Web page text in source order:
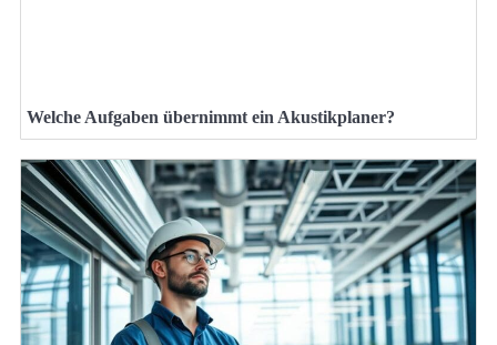
Welche Aufgaben übernimmt ein Akustikplaner?